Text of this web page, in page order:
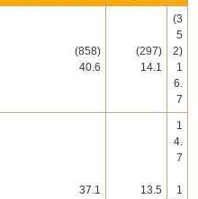
(858)
40.6
(297)
14.1
(3
5
2)
1
6.
7
37.1 13.5
1
4.
7
1